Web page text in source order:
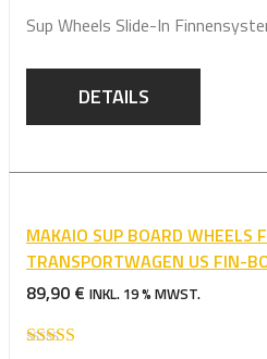
Sup Wheels Slide-In
DETAILS
MAKAIO SUP BOARD WHEELS
TRANSPORTWAGEN US FIN-
89,90 € INKL. 19 % MWST.